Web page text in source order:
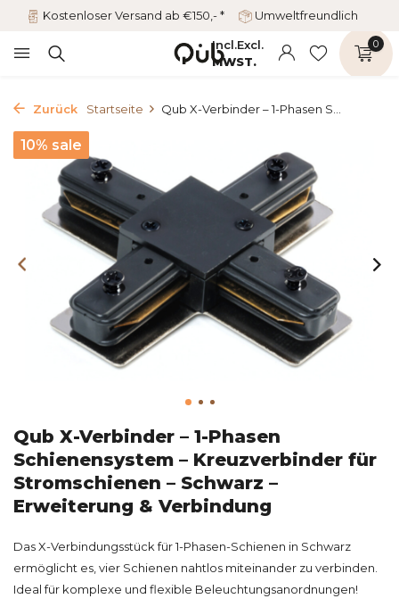
Kostenloser Versand ab €150,- * Umweltfreundlich
Incl.Excl.
MWST.
0
Zurück Startseite Qub X-Verbinder – 1-Phasen S...
10% sale
Qub X-Verbinder – 1-Phasen
Schienensystem – Kreuzverbinder für
Stromschienen – Schwarz –
Erweiterung & Verbindung
Das X-Verbindungsstück für 1-Phasen-Schienen in Schwarz
ermöglicht es, vier Schienen nahtlos miteinander zu verbinden.
Ideal für komplexe und flexible Beleuchtungsanordnungen!